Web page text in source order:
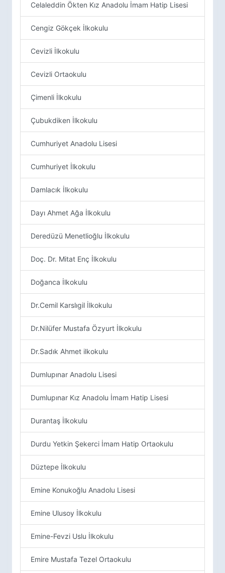
Celaleddin Ökten Kız Anadolu İmam Hatip Lisesi
Cengiz Gökçek İlkokulu
Cevizli İlkokulu
Cevizli Ortaokulu
Çimenli İlkokulu
Çubukdiken İlkokulu
Cumhuriyet Anadolu Lisesi
Cumhuriyet İlkokulu
Damlacık İlkokulu
Dayı Ahmet Ağa İlkokulu
Deredüzü Menetlioğlu İlkokulu
Doç. Dr. Mitat Enç İlkokulu
Doğanca İlkokulu
Dr.Cemil Karslıgil İlkokulu
Dr.Nilüfer Mustafa Özyurt İlkokulu
Dr.Sadık Ahmet ilkokulu
Dumlupınar Anadolu Lisesi
Dumlupınar Kız Anadolu İmam Hatip Lisesi
Durantaş İlkokulu
Durdu Yetkin Şekerci İmam Hatip Ortaokulu
Düztepe İlkokulu
Emine Konukoğlu Anadolu Lisesi
Emine Ulusoy İlkokulu
Emine-Fevzi Uslu İlkokulu
Emire Mustafa Tezel Ortaokulu